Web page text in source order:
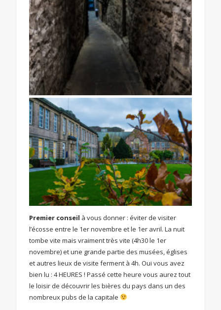
Premier conseil à vous donner : éviter de visiter
l’écosse entre le 1er novembre et le 1er avril. La nuit
tombe vite mais vraiment très vite (4h30 le 1er
novembre) et une grande partie des musées, églises
et autres lieux de visite ferment à 4h. Oui vous avez
bien lu : 4 HEURES ! Passé cette heure vous aurez tout
le loisir de découvrir les bières du pays dans un des
nombreux pubs de la capitale